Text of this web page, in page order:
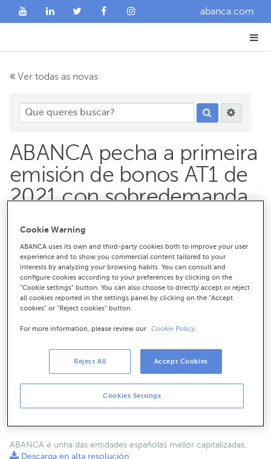
abanca.com
Ver todas as novas
ABANCA pecha a primeira
emisión de bonos AT1 de
2021 con sobredemanda
reducido
A emisión alcanza os 375 millóns e contou con
peticións por máis de 2.100 millóns de euros,
cantidade que multiplica por 5,7 a oferta
xuros do mercado
solventes do mercado español, amplía e diversifica o
seu capital segundo o previsto no seu plan estratéxico
e anticipa o cumprimento dos requisitos do regulador
(MREL) para este tipo de capital
ABANCA é unha das entidades españolas mellor capitalizadas.
Descarga en alta resolución
Cookie Warning
ABANCA uses its own and third-party cookies both to improve your user
experience and to show you commercial content tailored to your
interests by analyzing your browsing habits. You can consult and
configure cookies according to your preferences by clicking on the
"Cookie settings" button. You can also choose to directly accept or reject
all cookies reported in the settings panel by clicking on the "Accept
cookies" or "Reject cookies" button.
For more information, please review our Cookie Policy.
Cookies Settings
Reject All Accept Cookies